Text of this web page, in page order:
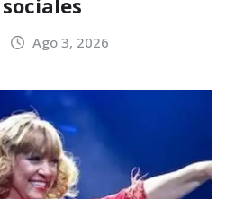
Ago 3, 2026